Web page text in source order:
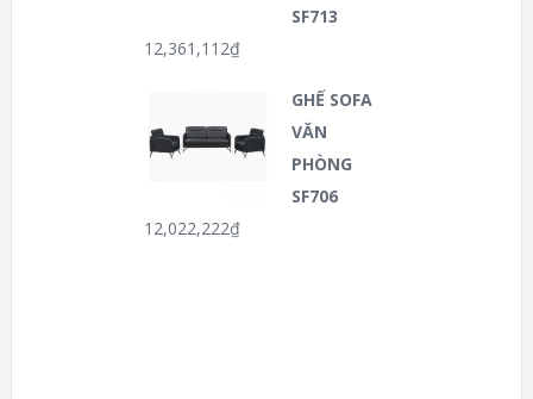
SF713
12,361,112₫
GHẾ SOFA
VĂN
PHÒNG
SF706
12,022,222₫